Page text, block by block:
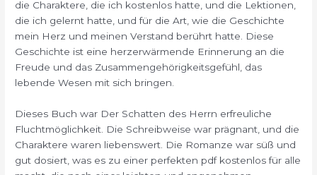
die Charaktere, die ich kostenlos hatte, und die Lektionen,
die ich gelernt hatte, und für die Art, wie die Geschichte
mein Herz und meinen Verstand berührt hatte. Diese
Geschichte ist eine herzerwärmende Erinnerung an die
Freude und das Zusammengehörigkeitsgefühl, das
lebende Wesen mit sich bringen.
Dieses Buch war Der Schatten des Herrn erfreuliche
Fluchtmöglichkeit. Die Schreibweise war prägnant, und die
Charaktere waren liebenswert. Die Romanze war süß und
gut dosiert, was es zu einer perfekten pdf kostenlos für alle